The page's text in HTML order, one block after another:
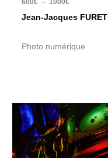
600€ – 1000€
Jean-Jacques FURET
Photo numérique
prix :
600€
à
1000€